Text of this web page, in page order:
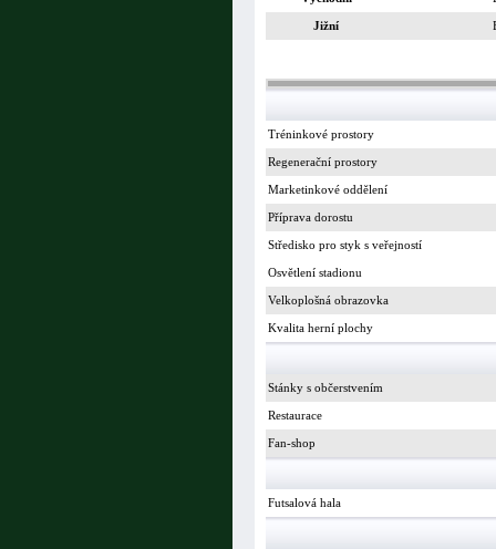
Jižní
Tréninkové prostory
Regenerační prostory
Marketinkové oddělení
Příprava dorostu
Středisko pro styk s veřejností
Osvětlení stadionu
Velkoplošná obrazovka
Kvalita herní plochy
Stánky s občerstvením
Restaurace
Fan-shop
Futsalová hala